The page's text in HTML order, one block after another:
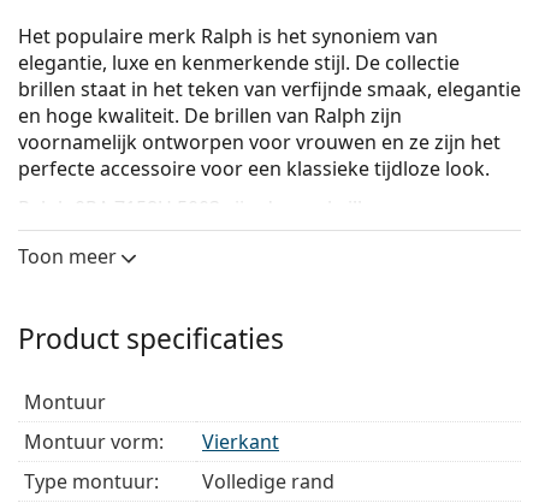
Het populaire merk Ralph is het synoniem van
elegantie, luxe en kenmerkende stijl. De collectie
brillen staat in het teken van verfijnde smaak, elegantie
en hoge kwaliteit. De brillen van Ralph zijn
voornamelijk ontworpen voor vrouwen en ze zijn het
perfecte accessoire voor een klassieke tijdloze look.
Ralph 0RA 7158U 5003
zijn dames brillen.
Bekijk, hoe deze bril je staat met de Virtual Try-On
De bruine kleur van het montuur past perfect bij
donkerblond haar.
Vierkante brillen zijn een perfecte vorm voor
mensen met een rond, ovaal of driehoekig gezicht.
Het montuur van de brillen is gemaakt van acetaat,
Toon meer
Product specificaties
montuur
Montuur vorm:
Vierkant
Type montuur:
Volledige rand